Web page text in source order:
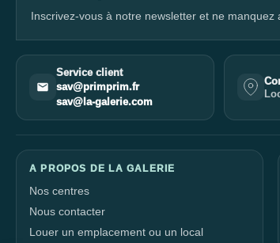
Inscrivez-vous à notre newsletter et ne manquez
Service client
sav@primprim.fr
sav@la-galerie.com
A PROPOS DE LA GALERIE
Nos centres
Nous contacter
Louer un emplacement ou un local